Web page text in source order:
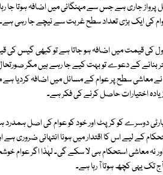
جاری ہے جس سے مہنگائی میں اضافہ ہوتا جا رہا
کی ایک بڑی تعداد سطح غربت سے نیچے جا رہی ہے۔
کی قیمت میں اضافہ ہو جاتا ہے تو کبھی گیس
بنانے کے دعوے تو بہت کیے جا رہے ہیں مگر
معاشی سطح پر عوام کے مسائل میں اضافہ کردیا ہے
اختیارات حاصل کرنے کی فکر ہے۔
دوسرے کو کرپٹ اور خود کو عوام کی اصل
کے لیے اس کا اقتدار میں ہونا انتہائی ضروری ہے
نہ معاشی استحکام ہی لا سکے گی۔ لہٰذا اگر عوام
تک یہی کچھ ہوتا آ رہا ہے۔